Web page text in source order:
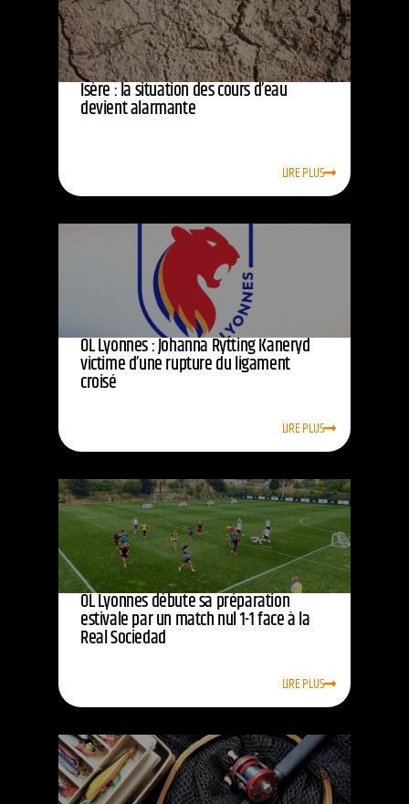
Isère : la situation des cours d’eau
devient alarmante
LIRE PLUS
OL Lyonnes : Johanna Rytting Kaneryd
victime d’une rupture du ligament
croisé
LIRE PLUS
OL Lyonnes débute sa préparation
estivale par un match nul 1-1 face à la
Real Sociedad
LIRE PLUS